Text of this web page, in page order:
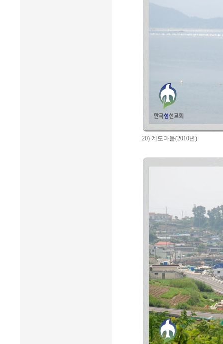
20) 계도마을(2010년)